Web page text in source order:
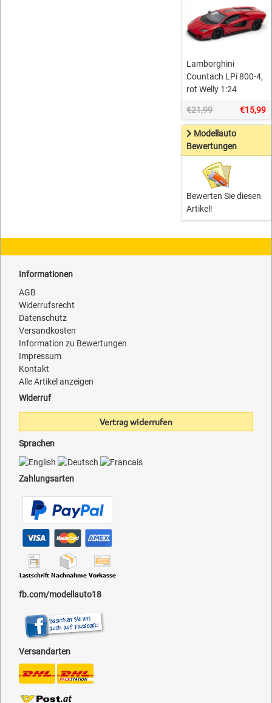
Lamborghini
Countach LPi 800-4,
rot Welly 1:24
€21,99 €15,99
Modellauto
Bewertungen
Bewerten Sie diesen
Artikel!
Informationen
AGB
Widerrufsrecht
Datenschutz
Versandkosten
Information zu Bewertungen
Impressum
Kontakt
Alle Artikel anzeigen
Widerruf
Vertrag widerrufen
Sprachen
Zahlungsarten
fb.com/modellauto18
Versandarten